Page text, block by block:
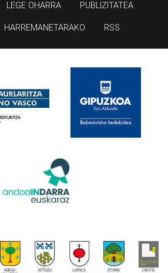
LEGE OHARRA PUBLIZITATEA
HARREMANETARAKO RSS